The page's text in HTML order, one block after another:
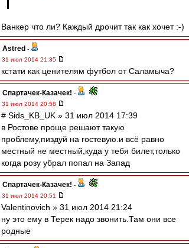
Ванкер что ли? Каждый дрочит так как хочет :-)
Astred -
31 июл 2014 21:35
кстати как ценителям футбол от Саламыча?
Спартачек-Казачек! -
31 июл 2014 20:58
# Sids_KB_UK » 31 июл 2014 17:39
в Ростове проще решают такую
проблему,пиздуй на гостевую.и всё равно
местный не местный,куда у тебя билет,только
когда розу убрал попал на Запад
Спартачек-Казачек! -
31 июл 2014 20:51
Valentinovich » 31 июл 2014 21:24
ну это ему в Терек надо звонить.Там они все
родные